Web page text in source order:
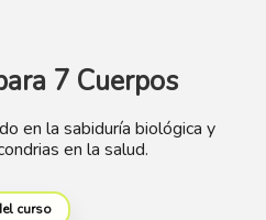
7 Cuerpos
en la sabiduría biológica y
en la salud.
curso